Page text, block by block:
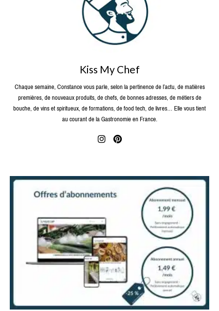
Kiss My Chef
Chaque semaine, Constance vous parle, selon la pertinence de l’actu, de matières
premières, de nouveaux produits, de chefs, de bonnes adresses, de métiers de
bouche, de vins et spiritueux, de formations, de food tech, de livres… Elle vous tient
au courant de la Gastronomie en France.